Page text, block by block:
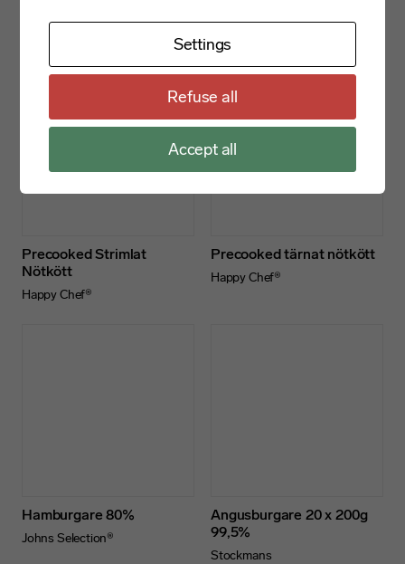
Precooked Strimlat
Nötkött
Happy Chef®
Precooked tärnat nötkött
Happy Chef®
Hamburgare 80%
Johns Selection®
Angusburgare 20 x 200g
99,5%
Stockmans
Settings
Refuse all
Accept all